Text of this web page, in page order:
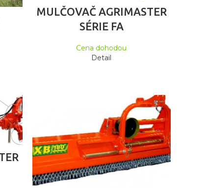
ČTĚTE VÍCE
MULČOVAČ AGRIMASTER
SÉRIE FA
Cena dohodou
Detail